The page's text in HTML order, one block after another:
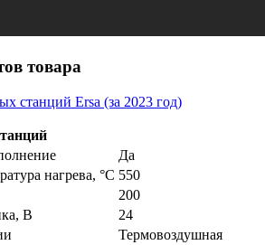
товара
станций Ersa (за 2023 год)
Да
нагрева, °C 550
200
В
24
Термовоздушная